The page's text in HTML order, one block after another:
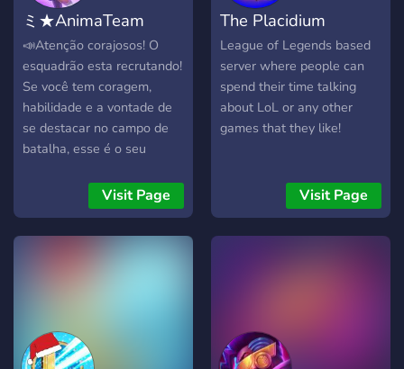
visualizar perfiles desde el
servidor 🔮 Anuncios de
actualización, comunidad
activa y amigable (No
toleramos la toxicidad, por
favor leer las reglas) 🤍 En
caso de sentir el servidor
bumpeando el servidor o
jugando e invitando nuevos
juego 🤍 Unete y ayuda a
Legends
ミ★AnimaTeam
📣Atenção corajosos! O
esquadrão esta recrutando!
Se você tem coragem,
habilidade e a vontade de
se destacar no campo de
batalha, esse é o seu
uma guilda cheia de ação,
animação e, claro, muita
diversão! 🏆🌟 Junte-se a
nós e mostre que você
com nossas skins épicas e
um time imbatível!
Visit Page
The Placidium
League of Legends based
server where people can
spend their time talking
about LoL or any other
games that they like!
Visit Page